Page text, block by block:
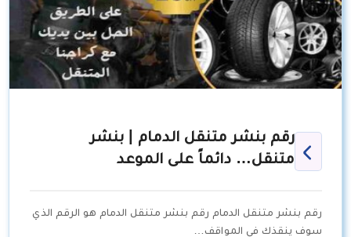
رقم بنشر متنقل الدمام | بنشر
متنقل… دائماً على الموعد
رقم بنشر متنقل الدمام رقم بنشر متنقل الدمام هو الرقم الذي
سوف ينقذك في المواقف…